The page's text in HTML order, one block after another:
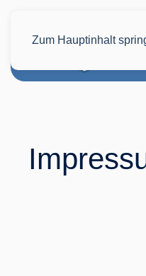
Zum Hauptinhalt